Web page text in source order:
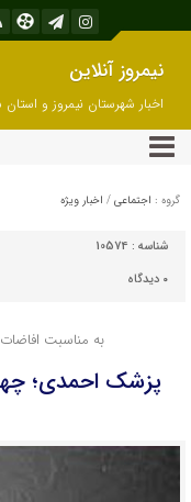
نیمروز آنلاین
اخبار شهرستان نیمروز و
بلوچستان
گروه : اجتماعی / اخبار ویژه
شناسه : 10574
۰ دیدگاه
به مناسبت
پزشک احمدی؛